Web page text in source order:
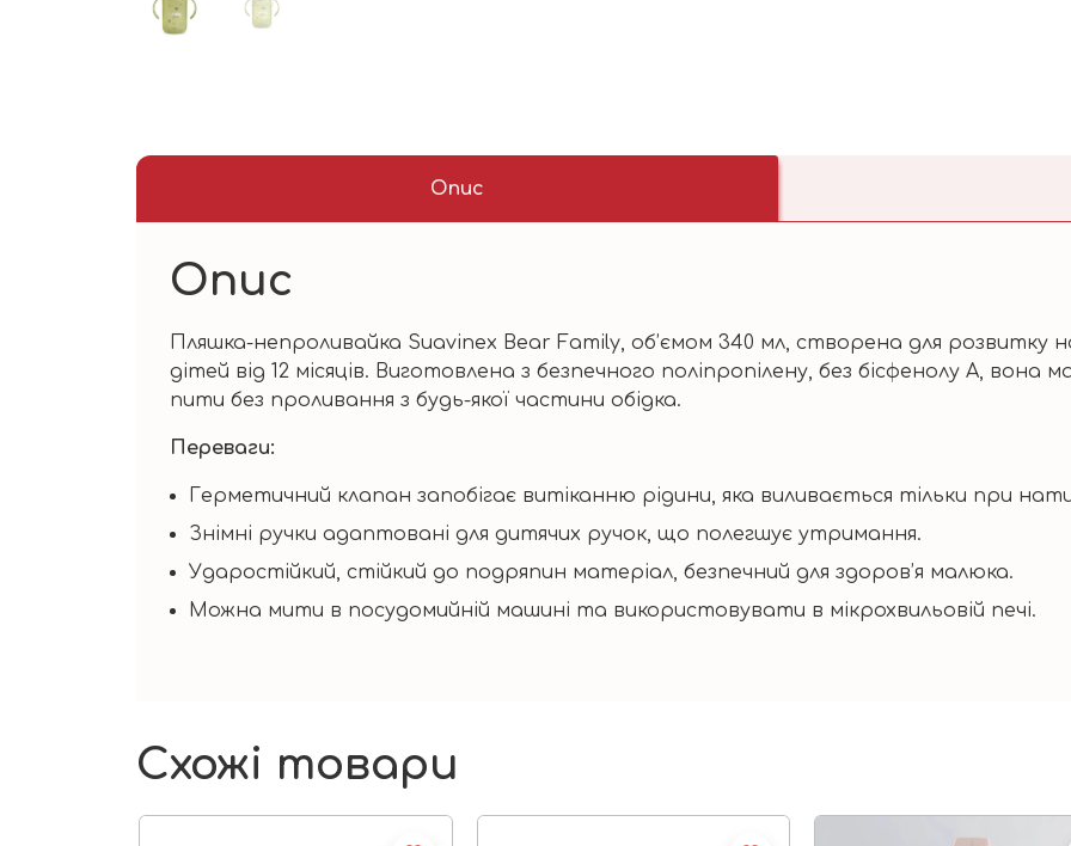
Опис
Опис
Пляшка-непроливайка Suavinex Bear Family, об’ємом 340 мл, створена для розвитку
дітей від 12 місяців. Виготовлена з безпечного поліпропілену, без бісфенолу А, вона
пити без проливання з будь-якої частини обідка.
Переваги:
Герметичний клапан запобігає витіканню рідини, яка виливається тільки при
Знімні ручки адаптовані для дитячих ручок, що полегшує утримання.
Ударостійкий, стійкий до подряпин матеріал, безпечний для здоров’я малюка.
Можна мити в посудомийній машині та використовувати в мікрохвильовій печі.
Схожі товари